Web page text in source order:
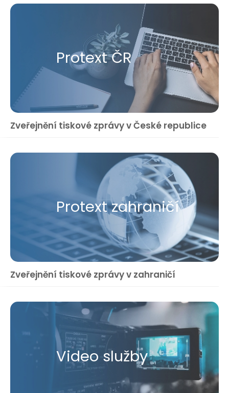
Protext ČR
Zveřejnění tiskové zprávy v České republice
Protext zahraničí
Zveřejnění tiskové zprávy v zahraničí
Video služby